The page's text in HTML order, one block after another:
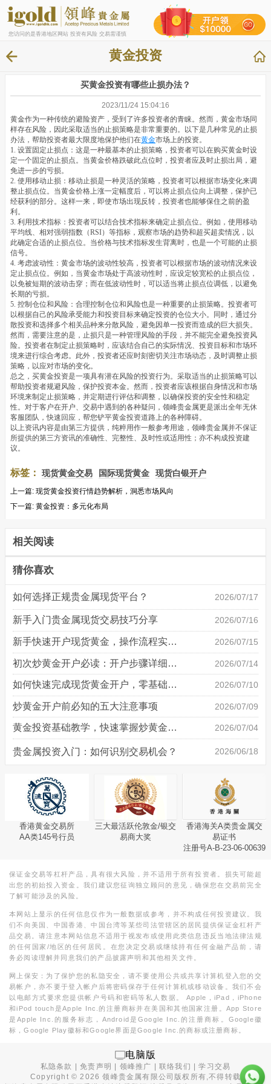
您访问的是香港地区网站 投资有风险 交易需谨慎
黄金投资
买黄金投资有哪些止损办法？
2023/11/24 15:04:16
黄金作为一种传统的避险资产，受到了许多投资者的青睐。然而，黄金市场同
样存在风险，因此采取适当的止损策略是非常重要的。以下是几种常见的止损
办法，帮助投资者最大限度地保护他们在黄金市场上的投资。
1. 设置固定止损点：这是一种最基本的止损策略，投资者可以在购买黄金时设
定一个固定的止损点。当黄金价格跌破此点位时，投资者应及时止损出局，避
免进一步的亏损。
2. 使用移动止损：移动止损是一种灵活的策略，投资者可以根据市场变化来调
整止损点位。当黄金价格上涨一定幅度后，可以将止损点位向上调整，保护已
经获利的部分。这样一来，即使市场出现反转，投资者也能够保住之前的盈
利。
3. 利用技术指标：投资者可以结合技术指标来确定止损点位。例如，使用移动
平均线、相对强弱指数（RSI）等指标，观察市场的趋势和超买超卖情况，以
此确定合适的止损点位。当价格与技术指标发生背离时，也是一个可能的止损
信号。
4. 考虑波动性：黄金市场的波动性较高，投资者可以根据市场的波动情况来设
定止损点位。例如，当黄金市场处于高波动性时，应设定较宽松的止损点位，
以免被短期的波动击穿；而在低波动性时，可以适当将止损点位调低，以避免
长期的亏损。
5. 控制仓位和风险：合理控制仓位和风险也是一种重要的止损策略。投资者可
以根据自己的风险承受能力和投资目标来确定投资的仓位大小。同时，通过分
散投资和选择多个相关品种来分散风险，避免因单一投资而造成的巨大损失。
然而，需要注意的是，止损只是一种管理风险的手段，并不能完全避免投资风
险。投资者在制定止损策略时，应该结合自己的实际情况、投资目标和市场环
境来进行综合考虑。此外，投资者还应时刻密切关注市场动态，及时调整止损
策略，以应对市场的变化。
总之，买黄金投资是一项具有潜在风险的投资行为。采取适当的止损策略可以
帮助投资者规避风险，保护投资本金。然而，投资者应该根据自身情况和市场
环境来制定止损策略，并定期进行评估和调整，以确保投资的安全性和稳定
性。对于客户在开户、交易中遇到的各种疑问，领峰贵金属更是派出全年无休
客服团队，快速回应，帮您铲平黄金投资道路上的各种障碍。
以上资讯内容是由第三方提供，纯粹用作一般参考用途，领峰贵金属并不保证
所提供的第三方资讯的准确性、完整性、及时性或适用性；亦不构成投资建
议。
标签： 现货黄金交易 国际现货黄金 现货白银开户
上一篇: 现货黄金投资行情趋势解析，洞悉市场风向
下一篇: 黄金投资：多元化布局
相关阅读
猜你喜欢
如何选择正规贵金属现货平台？ 2026/07/17
新手入门贵金属现货交易技巧分享 2026/07/16
新手快速开户现货黄金，操作流程实操详解 2026/07/15
初次炒黄金开户必读：开户步骤详细说明 2026/07/14
如何快速完成现货黄金开户，零基础也能轻松上手 2026/07/10
炒黄金开户前必知的五大注意事项 2026/07/09
黄金投资基础教学，快速掌握炒黄金技巧 2026/07/04
贵金属投资入门：如何识别交易机会？ 2026/06/18
香港黄金交易所
AA类145号行员
三大最活跃伦敦金/银交
易商大奖
香港海关A类贵金属交
易证书
注册号A-B-23-06-00639
保证金交易等杠杆产品，具有很大风险，并不适用于所有投资者。损失可能超
出您的初始投入资金。我们建议您征询独立顾问的意见，确保您在交易前完全
了解可能涉及的风险。
本网站上显示的任何信息仅作为一般数据或参考，并不构成任何投资建议。我
们不向美国、中国香港、中国台湾等某些司法管辖区的居民提供保证金杠杆产
品交易。请注意本网站信息不适用于视发布或使用此类信息违反当地法律法规
的任何国家/地区的任何居民。在您决定交易或继续持有任何金融产品前，请
务必阅读理解并同意我们的产品披露声明和其他相关文件。
网上保安：为了保护您的私隐安全，请不要使用公共或共享计算机登入您的交
易帐户，亦不要于登入帐户后将密码保存于任何计算机或移动设备。我们不会
以电邮方式要求您提供帐户号码和密码等私人数据。 Apple，iPad，iPhone
和iPod touch是Apple Inc.的注册商标并在美国和其他国家注册。App Store
是Apple Inc.的服务标志，Android是Google Inc.的注册商标。Google徽
标，Google Play徽标和Google界面是Google Inc.的商标或注册商标。
电脑版
私隐条款 |免责声明 | 领峰推广 |联络我们 |学习交易
Copyright © 2026 领峰贵金属有限公司版权所有,不得转载